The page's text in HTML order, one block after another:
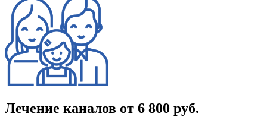
Лечение каналов от 6 800 руб.